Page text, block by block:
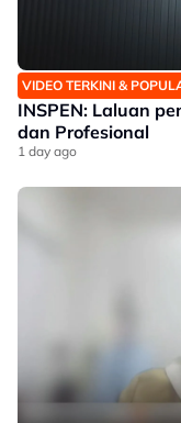
VIDEO TERKINI &
INSPEN: Laluan
dan Profesional
1 day ago